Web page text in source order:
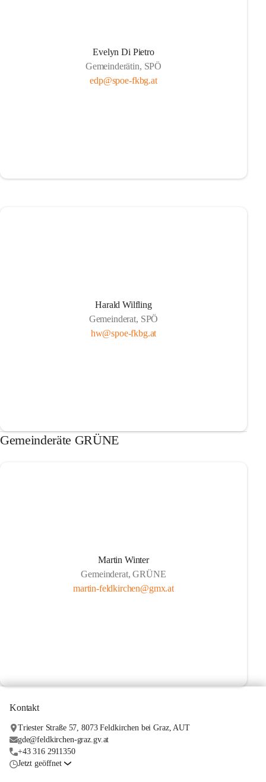
Evelyn Di Pietro
Gemeinderätin, SPÖ
edp@spoe-fkbg.at
Harald Wilfling
Gemeinderat, SPÖ
hw@spoe-fkbg.at
Gemeinderäte GRÜNE
Martin Winter
Gemeinderat, GRÜNE
martin-feldkirchen@gmx.at
Kontakt
Triester Straße 57, 8073 Feldkirchen bei Graz, AUT
gde@feldkirchen-graz.gv.at
+43 316 2911350
Jetzt geöffnet